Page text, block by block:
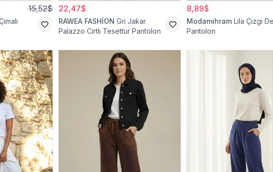
15,52$ 22,47$
RAWEA FASHİON Gri Jakar
Palazzo Cırtlı Tesettür Pantolon
8,89$
Modamihram Lila Çizgi
Pantolon